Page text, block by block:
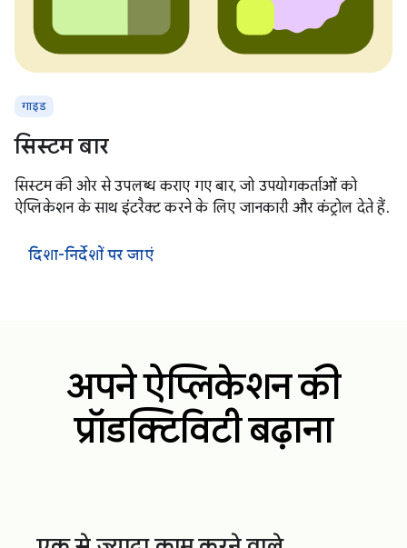
गाइड
सिस्टम बार
सिस्टम की ओर से उपलब्ध कराए गए बार, जो उपयोगकर्ताओं को
ऐप्लिकेशन के साथ इंटरैक्ट करने के लिए जानकारी और कंट्रोल देते हैं.
दिशा-निर्देशों पर जाएं
अपने ऐप्लिकेशन की
प्रॉडक्टिविटी बढ़ाना